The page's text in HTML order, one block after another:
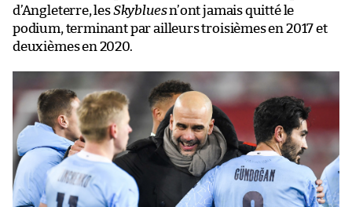
d’Angleterre, lesSkybluesn’ont jamais quitté le
podium, terminant par ailleurs troisièmes en 2017 et
deuxièmes en 2020.